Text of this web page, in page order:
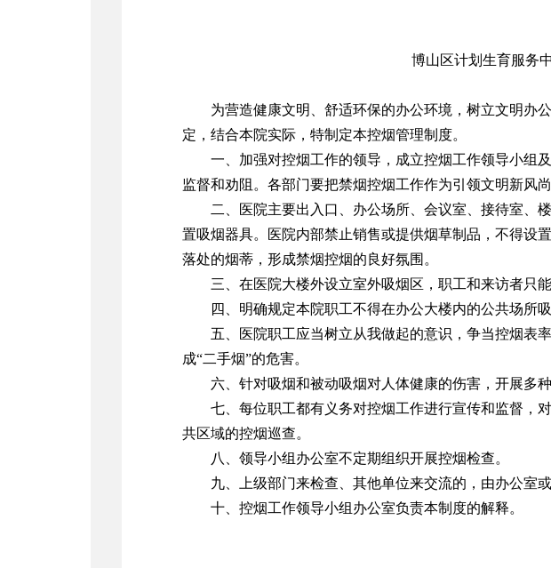
博山区计划生育服务
为营造健康文明、舒适环保的办公环境，树立文明办
定，结合本院实际，特制定本控烟管理制度。
一、加强对控烟工作的领导，成立控烟工作领导小组
监督和劝阻。各部门要把禁烟控烟工作作为引领文明新风
二、医院主要出入口、办公场所、会议室、接待室、
置吸烟器具。医院内部禁止销售或提供烟草制品，不得设
落处的烟蒂，形成禁烟控烟的良好氛围。
三、在医院大楼外设立室外吸烟区，职工和来访者只
四、明确规定本院职工不得在办公大楼内的公共场所
五、医院职工应当树立从我做起的意识，争当控烟表
成“二手烟”的危害。
六、针对吸烟和被动吸烟对人体健康的伤害，开展多
七、每位职工都有义务对控烟工作进行宣传和监督，
共区域的控烟巡查。
八、领导小组办公室不定期组织开展控烟检查。
九、上级部门来检查、其他单位来交流的，由办公室
十、控烟工作领导小组办公室负责本制度的解释。